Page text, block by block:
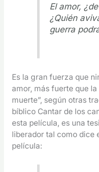
El amor,
¿Quién
guerra
Es la gran fuerza que
amor, más fuerte que
muerte”, según otras
bíblico Cantar de los
esta película, es una
liberador tal como dice
película: